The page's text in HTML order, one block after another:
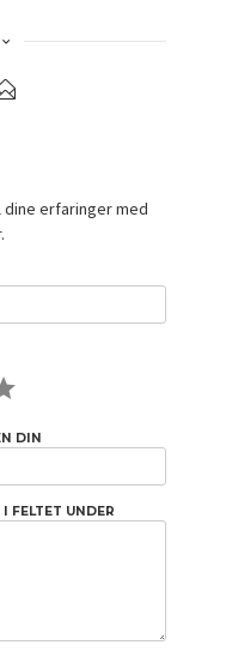
erfaringer med
DIN
FELTET UNDER